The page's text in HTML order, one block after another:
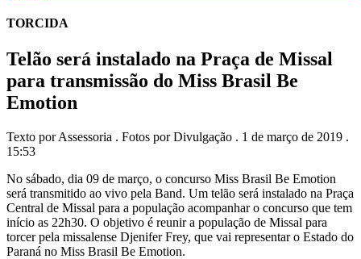
TORCIDA
Telão será instalado na Praça de Missal
para transmissão do Miss Brasil Be
Emotion
Texto por Assessoria . Fotos por Divulgação . 1 de março de 2019 .
15:53
No sábado, dia 09 de março, o concurso Miss Brasil Be Emotion
será transmitido ao vivo pela Band. Um telão será instalado na Praça
Central de Missal para a população acompanhar o concurso que tem
início as 22h30. O objetivo é reunir a população de Missal para
torcer pela missalense Djenifer Frey, que vai representar o Estado do
Paraná no Miss Brasil Be Emotion.